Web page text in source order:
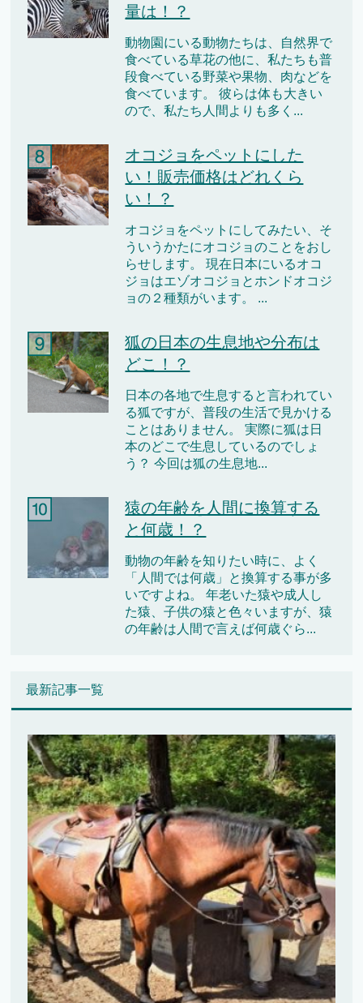
量は！？
動物園にいる動物たちは、自然界で
食べている草花の他に、私たちも普
段食べている野菜や果物、肉などを
食べています。 彼らは体も大きい
ので、私たち人間よりも多く...
オコジョをペットにした
い！販売価格はどれくら
い！？
オコジョをペットにしてみたい、そ
ういうかたにオコジョのことをおし
らせします。 現在日本にいるオコ
ジョはエゾオコジョとホンドオコジ
ョの２種類がいます。 ...
狐の日本の生息地や分布は
どこ！？
日本の各地で生息すると言われてい
る狐ですが、普段の生活で見かける
ことはありません。 実際に狐は日
本のどこで生息しているのでしょ
う？ 今回は狐の生息地...
猿の年齢を人間に換算する
と何歳！？
動物の年齢を知りたい時に、よく
「人間では何歳」と換算する事が多
いですよね。 年老いた猿や成人し
た猿、子供の猿と色々いますが、猿
の年齢は人間で言えば何歳ぐら...
最新記事一覧